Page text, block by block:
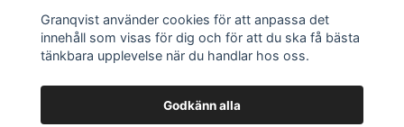
Sociala medier
Granqvist använder cookies för att anpassa det
innehåll som visas för dig och för att du ska få bästa
tänkbara upplevelse när du handlar hos oss.
Godkänn alla